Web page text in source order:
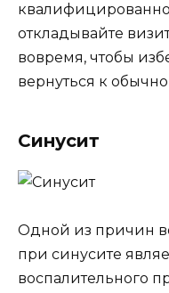
откладывайте
вовремя, чтобы
вернуться к
Синусит
Одной из причин
при синусите
воспалительного